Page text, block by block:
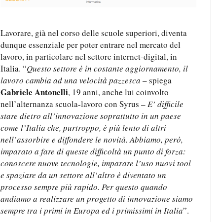
Lavorare, già nel corso delle scuole superiori, diventa
dunque essenziale per poter entrare nel mercato del
lavoro, in particolare nel settore internet-digital, in
Italia. “Questo settore è in costante aggiornamento, il
lavoro cambia ad una velocità pazzesca – spiega
Gabriele Antonelli, 19 anni, anche lui coinvolto
nell’alternanza scuola-lavoro con Syrus – E’ difficile
stare dietro all’innovazione soprattutto in un paese
come l’Italia che, purtroppo, è più lento di altri
nell’assorbire e diffondere le novità. Abbiamo, però,
imparato a fare di queste difficoltà un punto di forza:
conoscere nuove tecnologie, imparare l’uso nuovi tool
e spaziare da un settore all’altro è diventato un
processo sempre più rapido. Per questo quando
andiamo a realizzare un progetto di innovazione siamo
sempre tra i primi in Europa ed i primissimi in Italia”.